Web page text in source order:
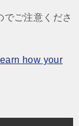
でご注意くださ
how your